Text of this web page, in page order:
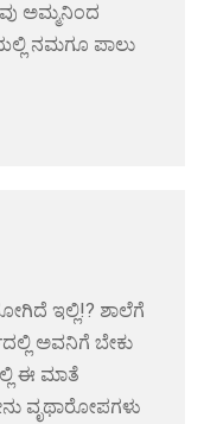
ಅಮ್ಮನಿಂದ
ನಮಗೂ ಪಾಲು
ಇಲ್ಲಿ!? ಶಾಲೆಗೆ
ಅವನಿಗೆ ಬೇಕು
ಈ ಮಾತೆ
ವೃಥಾರೋಪಗಳು